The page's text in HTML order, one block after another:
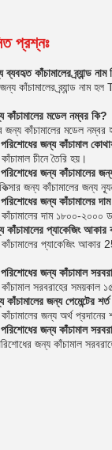
প্রশ্নঃ
কাঁচামালের ব্র্যান্ড নাম
কাঁচামালের ব্র্যান্ড
কাঁচামালের মডেল নম্বর কি?
জন্য কাঁচামালের মডেল নম্বর
পরিশোধের জন্য কাঁচামাল
চীনে তৈরি হয়।
পরিশোধের জন্য কাঁচামালের
জন্য কাঁচামালের জন্য
জন্য কাঁচামালের
দাম ১৮০০-২০০০
কাঁচামালের প্যাকেজিং
প্যাকেজিং আকার
পরিশোধের জন্য কাঁচামাল
সরবরাহের সময়কাল
জন্য পেমেন্টের
জন্য অর্থ
জন্য কাঁচামাল
জন্য কাঁচামাল